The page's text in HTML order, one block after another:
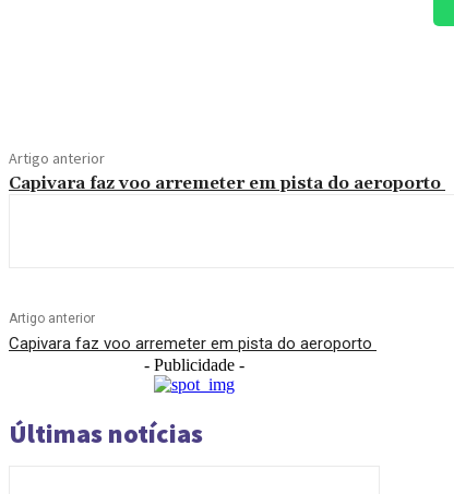
Artigo anterior
Capivara faz voo arremeter em pista do aeroporto
Artigo anterior
Capivara faz voo arremeter em pista do aeroporto
- Publicidade -
Últimas notícias